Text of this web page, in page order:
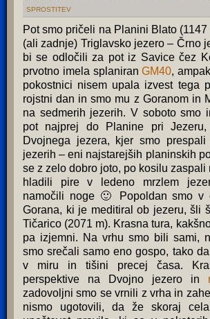
SPROSTITEV
Pot smo pričeli na Planini Blato
(ali zadnje) Triglavsko jezero – Črno
bi se odločili za pot iz Savice čez
prvotno imela splaniranGM40,
pokostnici nisem upala izvest tega
rojstni dan in smo mu z Goranom in
na sedmerih jezerih. V soboto smo
pot najprej do Planine pri
Dvojnega jezera, kjer smo
jezerih – eni najstarejših planinskih
se z zelo dobro joto, po kosilu zaspali
hladili pire v ledeno mrzlem
namočili noge 🙂 Popoldan smo v
Gorana, ki je meditiral ob jezeru, šli
Tičarico (2071 m). Krasna tura,
pa izjemni. Na vrhu smo bili sami,
smo srečali samo eno gospo, tako
v miru in tišini precej časa.
perspektive na Dvojno jezero in
zadovoljni smo se vrnili z vrha in
nismo ugotovili, da že skoraj